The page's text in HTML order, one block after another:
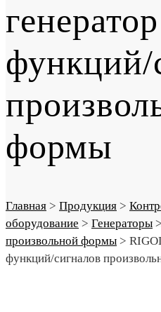
генератор
функций/
формы
Главная > Продукция >
оборудование > Генераторы >
произвольной формы >
функций/сигналов